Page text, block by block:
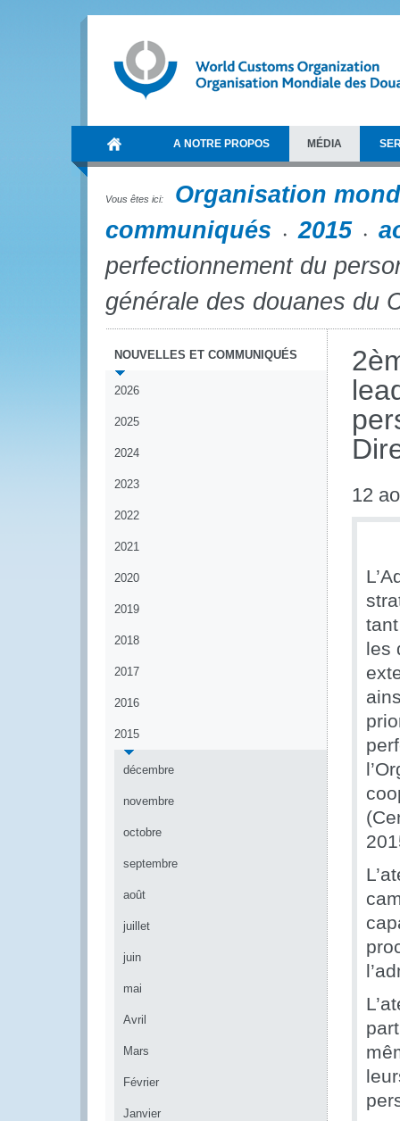
A NOTRE PROPOS MÉDIA
Vous êtes ici:
Organisation
communiqués
2015
perfectionnement du
générale des douanes du
NOUVELLES ET COMMUNIQUÉS
2026
2025
2024
2023
2022
2021
2020
2019
2018
2017
2016
2015
décembre
novembre
octobre
septembre
août
juillet
juin
mai
Avril
Mars
Février
Janvier
12
les